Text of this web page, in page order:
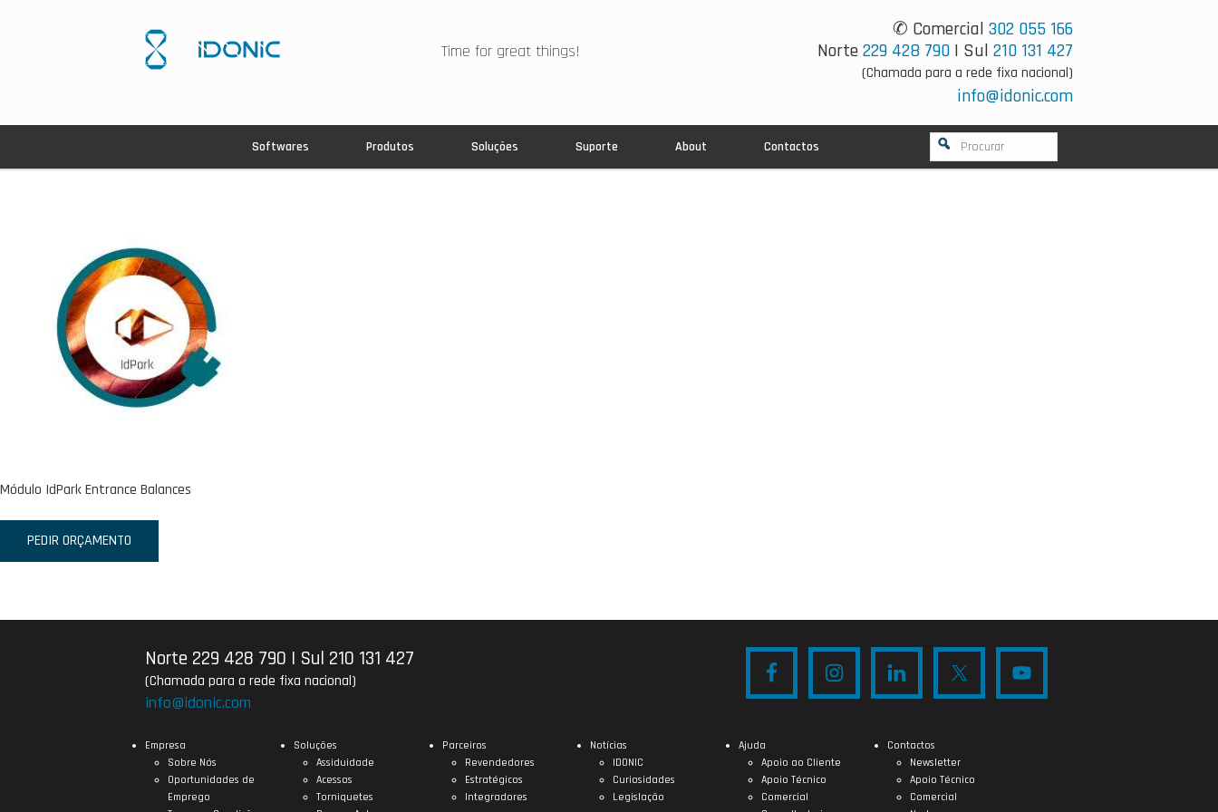
Time for great things!
✆ Comercial 302 055 166
Norte229 428 790 | Sul 210 131 427
(Chamada para a rede fixa nacional)
info@idonic.com
Softwares Produtos Soluções Suporte About Contactos
Módulo IdPark Entrance Balances
PEDIR ORÇAMENTO
Norte 229 428 790 | Sul 210 131 427
(Chamada para a rede fixa nacional)
info@idonic.com
Empresa
Sobre Nós
Oportunidades de
Emprego
Soluções
Assiduidade
Acessos
Torniquetes
Parceiros
Revendedores
Estratégicos
Integradores
Notícias
IDONIC
Curiosidades
Legislação
Ajuda
Apoio ao Cliente
Apoio Técnico
Comercial
Contactos
Newsletter
Apoio Técnico
Comercial